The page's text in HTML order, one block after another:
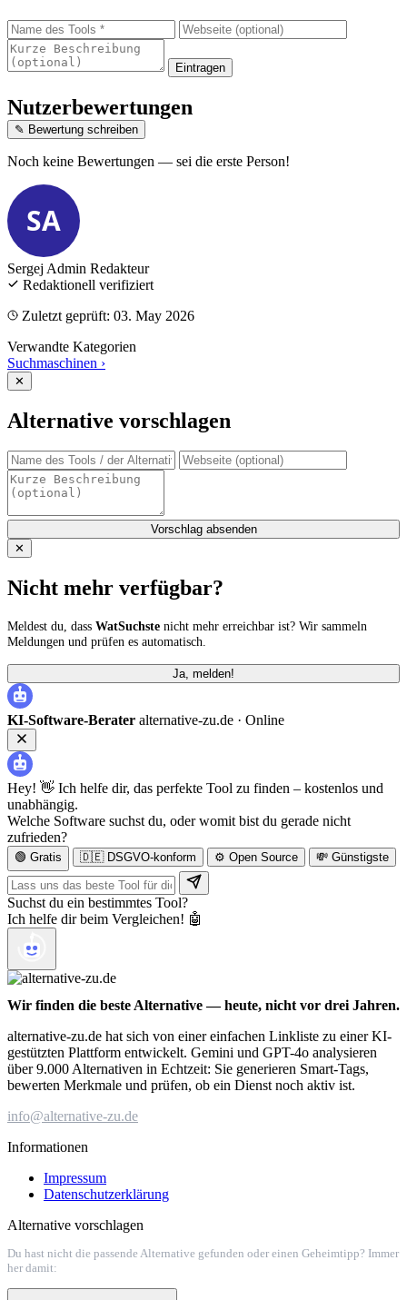
Eintragen
Nutzerbewertungen
✎ Bewertung schreiben
Noch keine Bewertungen — sei die erste Person!
SA
Sergej Admin Redakteur
Redaktionell verifiziert
Zuletzt geprüft: 03. May 2026
Verwandte Kategorien
Suchmaschinen ›
✕
Alternative vorschlagen
Vorschlag absenden
✕
Nicht mehr verfügbar?
Meldest du, dass WatSuchste nicht mehr erreichbar ist? Wir sammeln
Meldungen und prüfen es automatisch.
Ja, melden!
KI-Software-Berater alternative-zu.de · Online
Hey! 👋 Ich helfe dir, das perfekte Tool zu finden – kostenlos und
unabhängig.
Welche Software suchst du, oder womit bist du gerade nicht
zufrieden?
🟢 Gratis 🇩🇪 DSGVO-konform ⚙️ Open Source 💸 Günstigste
Suchst du ein bestimmtes Tool?
Ich helfe dir beim Vergleichen! 🤖
Wir finden die beste Alternative — heute, nicht vor drei Jahren.
alternative-zu.de hat sich von einer einfachen Linkliste zu einer KI-
gestützten Plattform entwickelt. Gemini und GPT-4o analysieren
über 9.000 Alternativen in Echtzeit: Sie generieren Smart-Tags,
bewerten Merkmale und prüfen, ob ein Dienst noch aktiv ist.
info@alternative-zu.de
Informationen
Impressum
Datenschutzerklärung
Alternative vorschlagen
Du hast nicht die passende Alternative gefunden oder einen Geheimtipp? Immer
her damit: